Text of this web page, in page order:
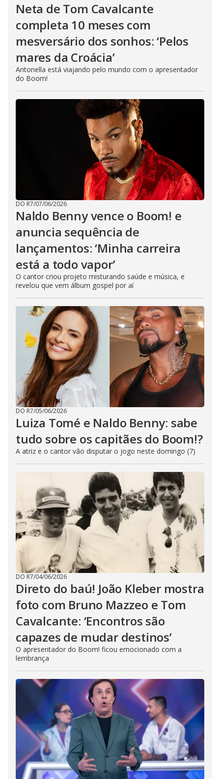
Neta de Tom Cavalcante
completa 10 meses com
mesversário dos sonhos: ‘Pelos
mares da Croácia’
Antonella está viajando pelo mundo com o apresentador
do Boom!
DO R7/07/06/2026
Naldo Benny vence o Boom! e
anuncia sequência de
lançamentos: ‘Minha carreira
está a todo vapor’
O cantor criou projeto misturando saúde e música, e
revelou que vem álbum gospel por aí
DO R7/05/06/2026
Luiza Tomé e Naldo Benny: sabe
tudo sobre os capitães do Boom!?
A atriz e o cantor vão disputar o jogo neste domingo (7)
DO R7/04/06/2026
Direto do baú! João Kleber mostra
foto com Bruno Mazzeo e Tom
Cavalcante: ‘Encontros são
capazes de mudar destinos’
O apresentador do Boom! ficou emocionado com a
lembrança